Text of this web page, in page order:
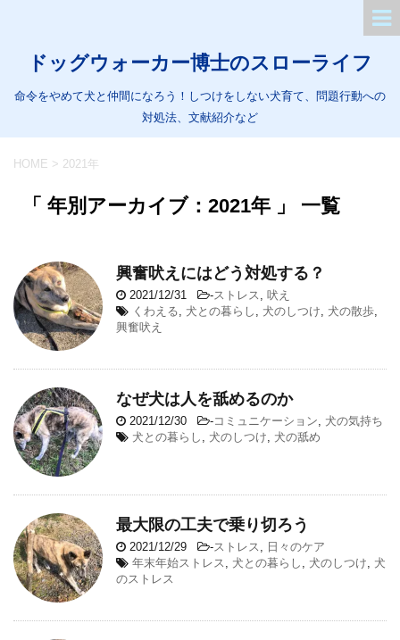
ドッグウォーカー博士のスローライフ
命令をやめて犬と仲間になろう！しつけをしない犬育て、問題行動への
対処法、文献紹介など
HOME > 2021年
「 年別アーカイブ：2021年 」 一覧
興奮吠えにはどう対処する？
2021/12/31 -ストレス
吠え
くわえる
犬との暮らし 犬のしつけ 犬の散歩
興奮吠え
なぜ犬は人を舐めるのか
2021/12/30 -コミュニケーション
犬の気持ち
犬との暮らし
犬のしつけ 犬の舐め
最大限の工夫で乗り切ろう
2021/12/29 -ストレス
日々のケア
年末年始ストレス
犬との暮らし 犬のしつけ
犬
のストレス